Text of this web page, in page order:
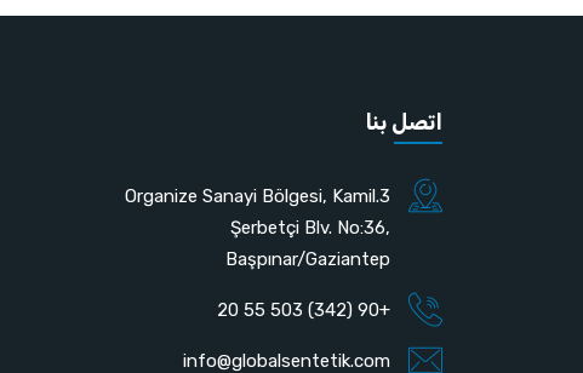
اتصل بنا
3.Organize Sanayi Bölgesi, Kamil
Şerbetçi Blv. No:36,
Başpınar/Gaziantep
+90 (342) 503 55 20
info@globalsentetik.com